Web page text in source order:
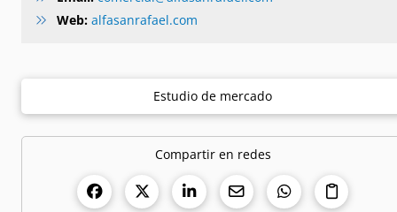
Web: alfasanrafael.com
Estudio de mercado
Compartir en redes